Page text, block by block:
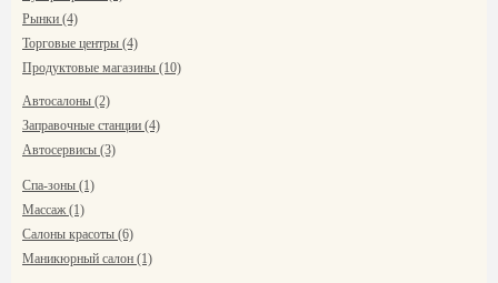
Рынки (4)
Торговые центры (4)
Продуктовые магазины (10)
Автосалоны (2)
Заправочные станции (4)
Автосервисы (3)
Спа-зоны (1)
Массаж (1)
Салоны красоты (6)
Маникюрный салон (1)